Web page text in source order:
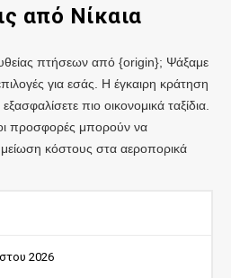
από Νίκαια
πτήσεων από {origin}; Ψάξαμε
για εσάς. Η έγκαιρη κράτηση
πιο οικονομικά ταξίδια.
προσφορές μπορούν να
κόστους στα αεροπορικά
2026